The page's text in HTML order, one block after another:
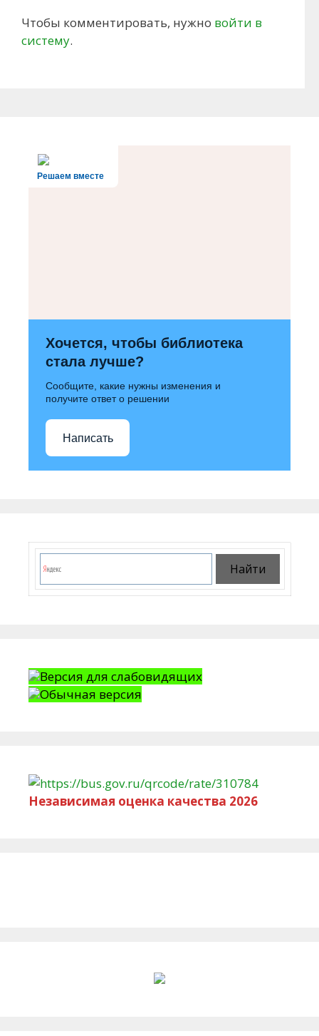
Чтобы комментировать, нужно войти в
систему.
Решаем вместе
Хочется, чтобы библиотека
стала лучше?
Сообщите, какие нужны изменения и
получите ответ о решении
Написать
Версия для слабовидящих
Обычная версия
Независимая оценка качества 2026